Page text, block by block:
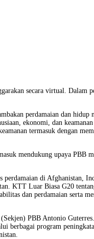
secara virtual. Dalam
perdamaian dan
ekonomi, dan
termasuk dengan
mendukung upaya PBB
di Afghanistan,
KTT Luar Biasa G20
dan perdamaian serta
PBB Antonio
berbagai program